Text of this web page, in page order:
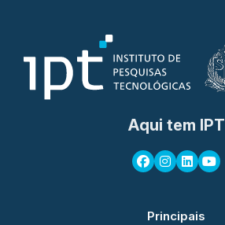
Aqui tem IPT
Principais